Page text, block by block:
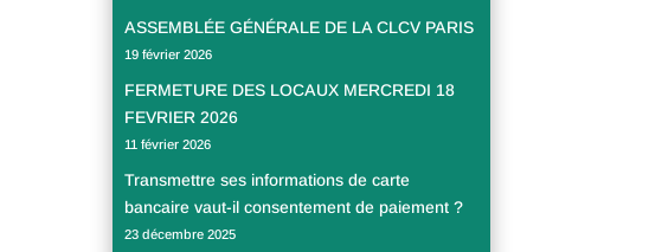
ASSEMBLÉE GÉNÉRALE DE LA CLCV PARIS
19 février 2026
FERMETURE DES LOCAUX MERCREDI 18
FEVRIER 2026
11 février 2026
Transmettre ses informations de carte
bancaire vaut-il consentement de paiement ?
23 décembre 2025